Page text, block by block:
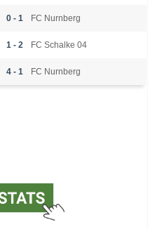
0 - 1 FC Nurnberg
1 - 2 FC Schalke 04
4 - 1 FC Nurnberg